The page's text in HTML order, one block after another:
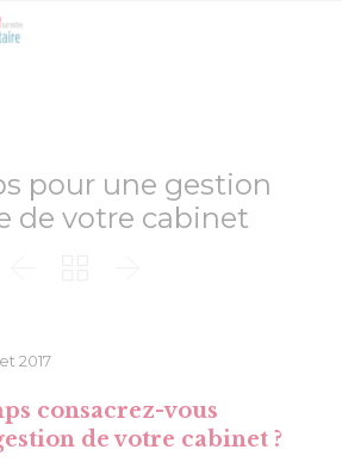
pour une gestion
de votre cabinet
2017
consacrez-vous
de votre cabinet ?